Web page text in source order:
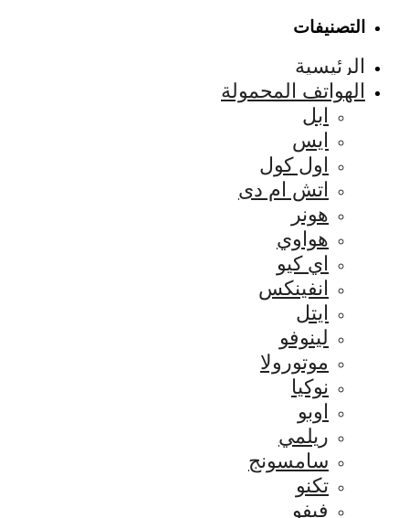
التصنيفات
الرئيسية
الهواتف المحمولة
ابل
ايس
اول كول
اتش ام دى
هونر
هواوي
اي كيو
انفينكس
ايتل
لينوفو
موتورولا
نوكيا
اوبو
ريلمي
سامسونج
تكنو
فيفو